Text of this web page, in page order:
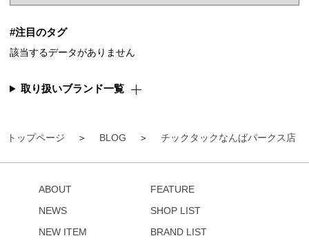
トップページ BLOG チックタックなんばパークス店
#注目のタグ
該当するデータがありません
取り扱いブランド一覧
ABOUT
NEWS
NEW ITEM
FEATURE
SHOP LIST
BRAND LIST